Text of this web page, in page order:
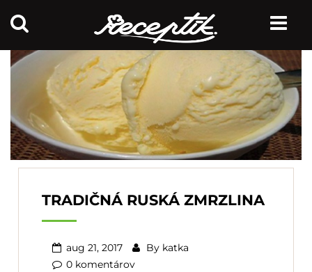
TRADIČNÁ RUSKÁ ZMRZLINA
aug 21, 2017 By katka
0 komentárov